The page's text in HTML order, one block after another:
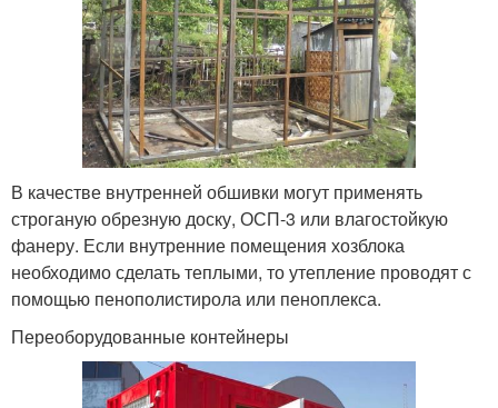
В качестве внутренней обшивки могут применять
строганую обрезную доску, ОСП-3 или влагостойкую
фанеру. Если внутренние помещения хозблока
необходимо сделать теплыми, то утепление проводят с
помощью пенополистирола или пеноплекса.
Переоборудованные контейнеры